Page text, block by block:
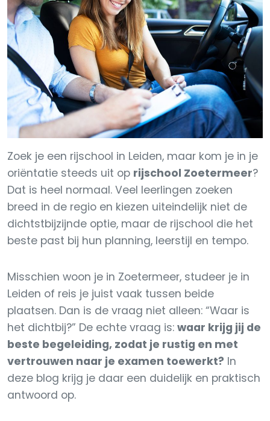
Zoek je een rijschool in Leiden, maar kom je in je
oriëntatie steeds uit op rijschool Zoetermeer?
Dat is heel normaal. Veel leerlingen zoeken
breed in de regio en kiezen uiteindelijk niet de
dichtstbijzijnde optie, maar de rijschool die het
beste past bij hun planning, leerstijl en tempo.
Misschien woon je in Zoetermeer, studeer je in
Leiden of reis je juist vaak tussen beide
plaatsen. Dan is de vraag niet alleen: “Waar is
het dichtbij?” De echte vraag is: waar krijg jij de
beste begeleiding, zodat je rustig en met
vertrouwen naar je examen toewerkt? In
deze blog krijg je daar een duidelijk en praktisch
antwoord op.